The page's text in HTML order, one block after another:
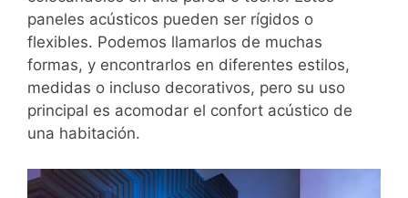
paneles acústicos pueden ser rígidos o
flexibles. Podemos llamarlos de muchas
formas, y encontrarlos en diferentes estilos,
medidas o incluso decorativos, pero su uso
principal es acomodar el confort acústico de
una habitación.